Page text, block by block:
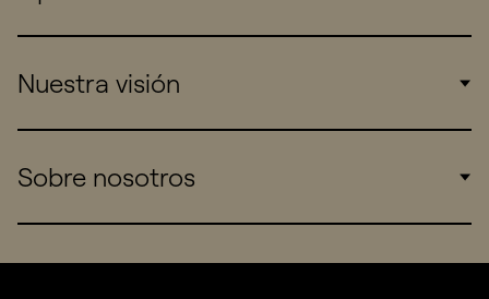
Consumers
Startups
Nuestra visión
Work
Sobre nosotros